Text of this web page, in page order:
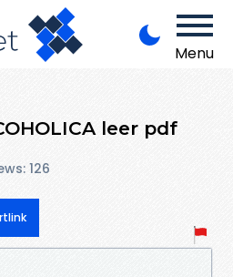
Menu
leer pdf
126